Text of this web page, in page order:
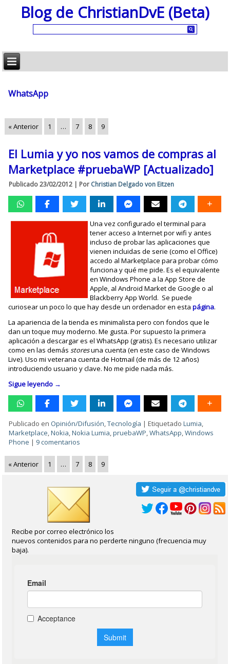
Blog de ChristianDvE (Beta)
WhatsApp
« Anterior 1 … 7 8 9
El Lumia y yo nos vamos de compras al
Marketplace #pruebaWP [Actualizado]
Publicado 23/02/2012 | Por Christian Delgado von Eitzen
Una vez configurado el terminal para
tener acceso a Internet por wifi y antes
incluso de probar las aplicaciones que
vienen incluidas de serie (como el Office)
accedo al Marketplace para probar cómo
funciona y qué me pide. Es el equivalente
en Windows Phone a la App Store de
Apple, al Android Market de Google o al
Blackberry App World. Se puede
curiosear un poco lo que hay desde un ordenador en estapágina.
La apariencia de la tienda es minimalista pero con fondos que le
dan un toque muy moderno. Me gusta. Por supuesto la primera
aplicación a descargar es el WhatsApp (gratis). Es necesario utilizar
como en las demásstoresuna cuenta (en este caso de Windows
Live). Uso mi veterana cuenta de Hotmail (de más de 12 años)
introduciendo usuario y clave. No me pide nada más.
Sigue leyendo →
Publicado en Opinión/Difusión,Tecnología |Etiquetado Lumia,
Marketplace,Nokia,Nokia Lumia,pruebaWP,WhatsApp,Windows
Phone | 9 comentarios
« Anterior 1 … 7 8 9
Recibe por correo electrónico los
nuevos contenidos para no perderte ninguno (frecuencia muy
baja).